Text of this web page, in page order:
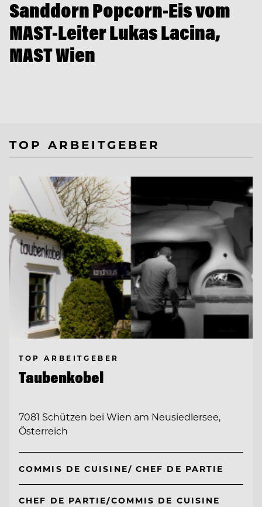
Sanddorn Popcorn-Eis vom
MAST-Leiter Lukas Lacina,
MAST Wien
TOP ARBEITGEBER
TOP ARBEITGEBER
Taubenkobel
7081 Schützen bei Wien am Neusiedlersee,
Österreich
COMMIS DE CUISINE/ CHEF DE PARTIE
CHEF DE PARTIE/COMMIS DE CUISINE